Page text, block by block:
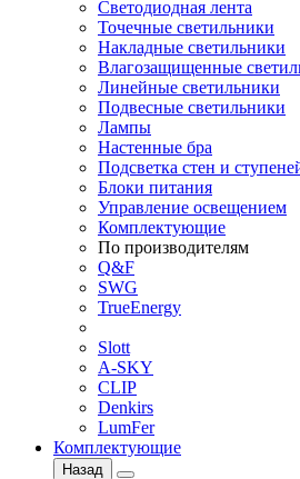
Светодиодная лента
Точечные светильники
Накладные светильники
Влагозащищенные
Линейные светильники
Подвесные светильники
Лампы
Настенные бра
Подсветка стен и
Блоки питания
Управление освещением
Комплектующие
По производителям
Q&F
SWG
TrueEnergy
Slott
A-SKY
CLIP
Denkirs
LumFer
Комплектующие
Назад